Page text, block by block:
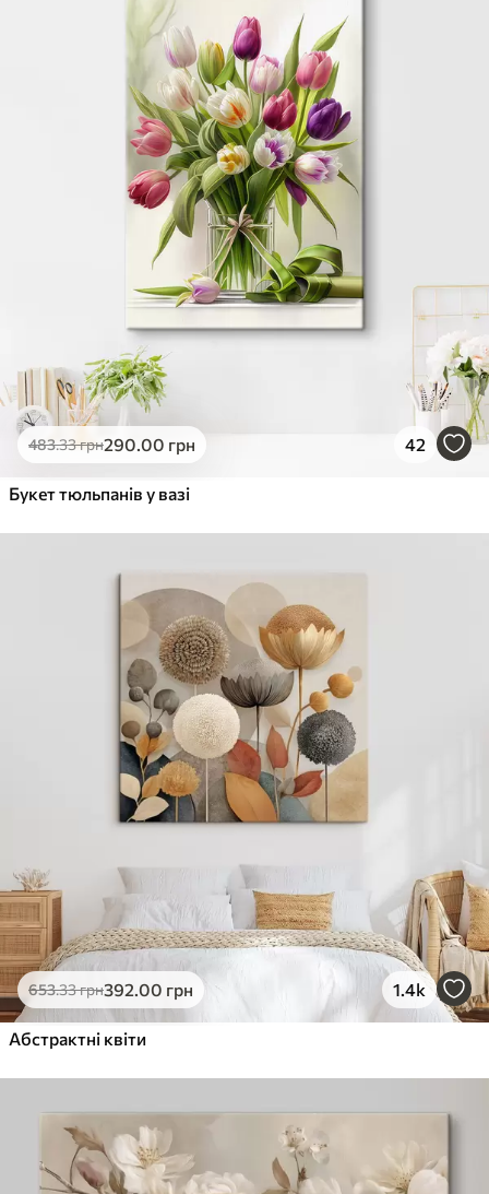
Стійкість до вицвітання
Безпечне чорнило без запаху
Поверхня з текстурою полотна
Екологічний матеріал
грн
Яскраві, насичені кольори
Стійкість до вицвітання
Безпечне чорнило без запаху
Поверхня з текстурою полотна
Екологічний матеріал
Еко-Преміум
Від 455.00
✓Яскраві, насичені кольори
✓Стійкість до вицвітання
✓ Безпечне чорнило без запаху
✓Поверхня з текстурою полотна
483.33грн290.00 грн 42
Букет тюльпанів у вазі
653.33грн392.00 грн 1.4k
Абстрактні квіти